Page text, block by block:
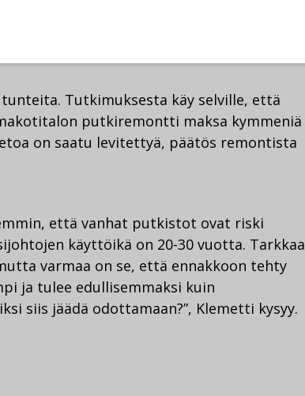
vastaajista kertoi tärkeimmäksi
Tutkimuksesta käy selville, että
putkiremontti maksa kymmeniä
on saatu levitettyä, päätös remontista
että vanhat putkistot ovat riski
käyttöikä on 20-30 vuotta. Tarkkaa
varmaa on se, että ennakkoon tehty
ja tulee edullisemmaksi kuin
siis jäädä odottamaan?”, Klemetti kysyy.